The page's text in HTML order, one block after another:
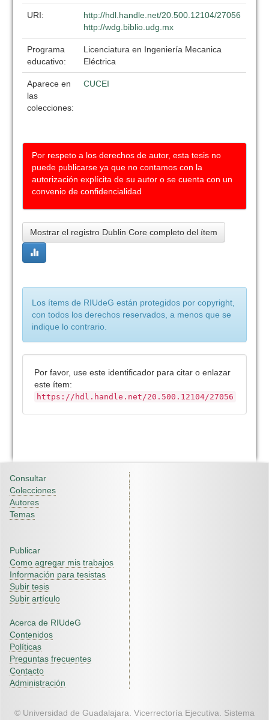
URI:
http://hdl.handle.net/20.500.12104/27056
http://wdg.biblio.udg.mx
Programa
educativo:
Licenciatura en Ingeniería Mecanica
Eléctrica
Aparece en
las
colecciones:
CUCEI
Por respeto a los derechos de autor, esta tesis no
puede publicarse ya que no contamos con la
autorización explícita de su autor o se cuenta con un
convenio de confidencialidad
Mostrar el registro Dublin Core completo del ítem
Los ítems de RIUdeG están protegidos por copyright,
con todos los derechos reservados, a menos que se
indique lo contrario.
Por favor, use este identificador para citar o enlazar
este ítem:
https://hdl.handle.net/20.500.12104/27056
Consultar
Colecciones
Autores
Temas
Publicar
Como agregar mis trabajos
Información para tesistas
Subir tesis
Subir artículo
Acerca de RIUdeG
Contenidos
Políticas
Preguntas frecuentes
Contacto
Administración
© Universidad de Guadalajara. Vicerrectoría Ejecutiva. Sistema